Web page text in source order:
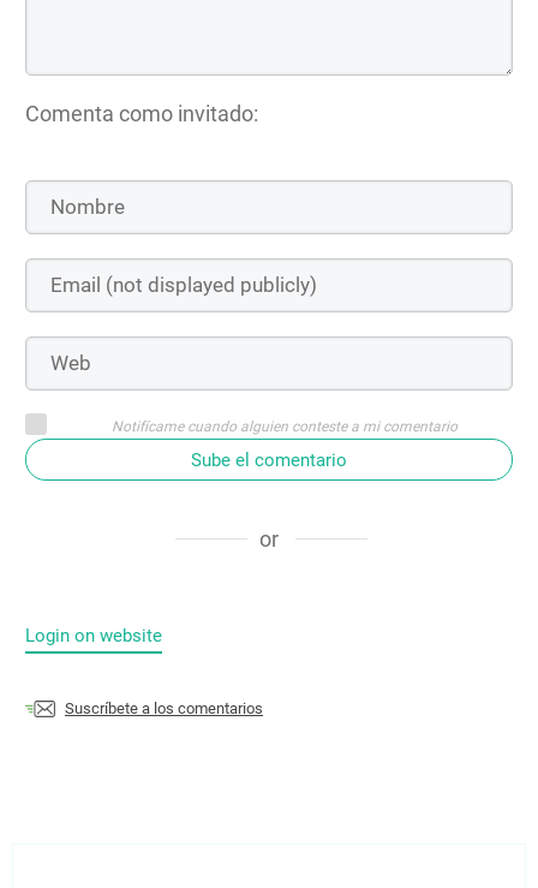
Comenta como invitado:
Notifícame cuando alguien conteste a mi comentario
Sube el comentario
or
Login on website
Suscríbete a los comentarios